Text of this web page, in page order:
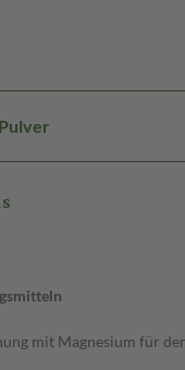
mit Magnesium für